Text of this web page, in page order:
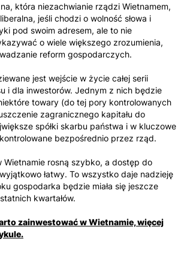
która niezachwianie rządzi Wietnamem,
jeśli chodzi o wolność słowa i
pod swoim adresem, ale to nie
o wiele większego zrozumienia,
reform gospodarczych.
jest wejście w życie całej serii
i dla inwestorów. Jednym z nich będzie
towary (do tej pory kontrolowanych
zagranicznego kapitału do
spółki skarbu państwa i w kluczowe
kontrolowane bezpośrednio przez rząd.
Wietnamie rosną szybko, a dostęp do
łatwy. To wszystko daje nadzieję
gospodarka będzie miała się jeszcze
kwartałów.
zainwestować w Wietnamie, więcej